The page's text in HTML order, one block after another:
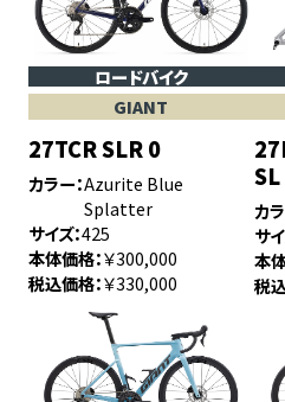
ロードバイク
GIANT
27TCR SLR 0
カラー Azurite Blue
Splatter
サイズ 425
本体価格 ￥300,000
税込価格 ￥330,000
カ
サ
本
税